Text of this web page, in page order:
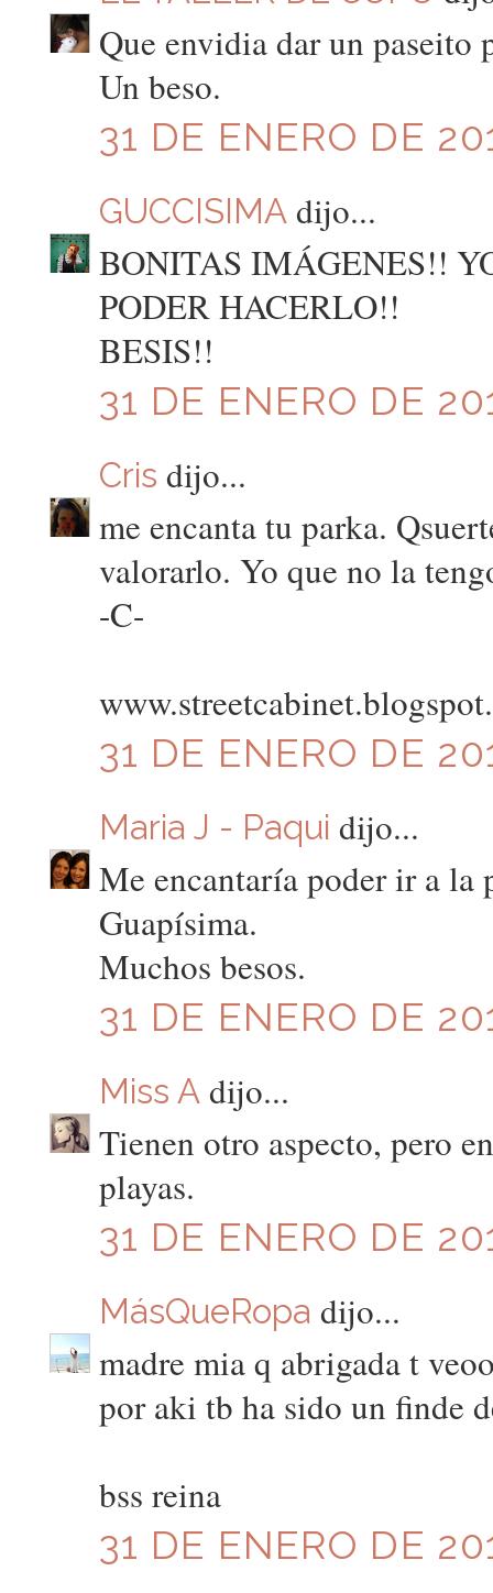
Que envidia dar un paseito
Un beso.
31 DE ENERO DE
GUCCISIMAdijo...
BONITAS IMÁGENES!!
PODER HACERLO!!
BESIS!!
31 DE ENERO DE
Cris dijo...
me encanta tu parka.
valorarlo. Yo que no la
-C-
31 DE ENERO DE
Maria J - Paqui dijo...
Me encantaría poder ir a
Guapísima.
Muchos besos.
31 DE ENERO DE
Miss Adijo...
Tienen otro aspecto, pero
playas.
31 DE ENERO DE
MásQueRopa dijo...
madre mia q abrigada t
por aki tb ha sido un finde
bss reina
31 DE ENERO DE